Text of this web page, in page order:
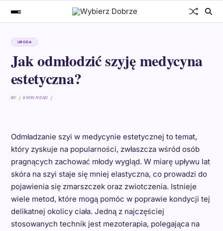
URODA
Jak odmłodzić szyję medycyna
estetyczna?
BY 8 MIN READ
Odmładzanie szyi w medycynie estetycznej to temat,
który zyskuje na popularności, zwłaszcza wśród osób
pragnących zachować młody wygląd. W miarę upływu lat
skóra na szyi staje się mniej elastyczna, co prowadzi do
pojawienia się zmarszczek oraz zwiotczenia. Istnieje
wiele metod, które mogą pomóc w poprawie kondycji tej
delikatnej okolicy ciała. Jedną z najczęściej
stosowanych technik jest mezoterapia, polegająca na